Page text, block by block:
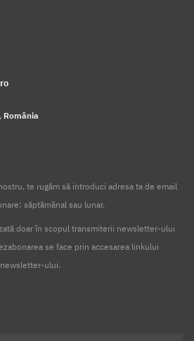
România
te rugăm să introduci adresa ta de email
săptămânal sau lunar.
doar în scopul transmiterii newsletter-ului
se face prin accesarea linkului
newsletter-ului.